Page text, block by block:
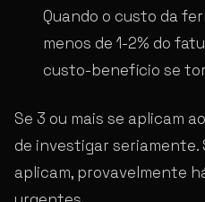
Quando o custo da
menos de 1-2% do
custo-benefício se
Se 3 ou mais se aplicam
de investigar seriamente.
aplicam, provavelmente